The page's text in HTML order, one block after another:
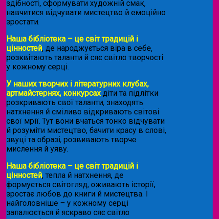
здібності, сформувати художній смак,
навчитися відчувати мистецтво й емоційно
зростати.
Наша бібліотека – це світ традицій і
цінностей, де народжується віра в себе,
розквітають таланти й сяє світло творчості
у кожному серці.
У наших творчих і літературних клубах,
артмайстернях, конкурсахдіти та підлітки
розкривають свої таланти, знаходять
натхнення й сміливо відкривають світові
свої мрії. Тут вони вчаться тонко відчувати
й розуміти мистецтво, бачити красу в слові,
звуці та образі, розвивають творче
мислення й уяву.
Наша бібліотека – це світ традицій і
цінностей, тепла й натхнення, де
формується світогляд, оживають історії,
зростає любов до книги й мистецтва. І
найголовніше – у кожному серці
запалюється й яскраво сяє світло